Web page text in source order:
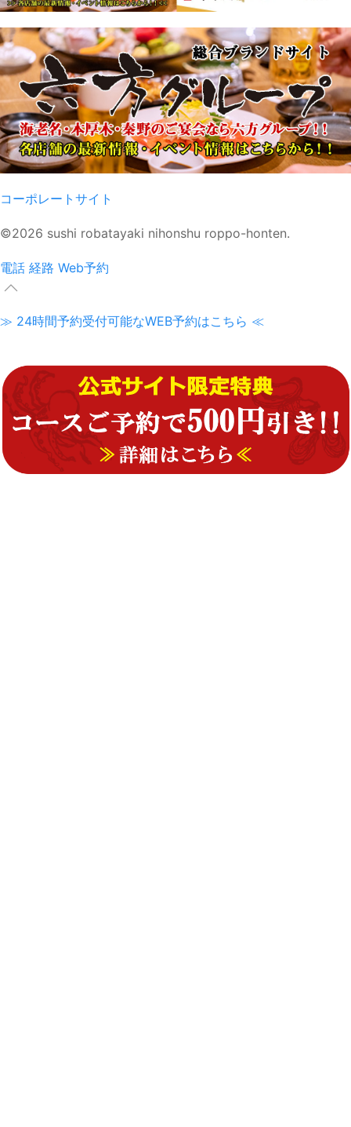
コーポレートサイト
©2026 sushi robatayaki nihonshu roppo-honten.
電話 経路 Web予約
≫ 24時間予約受付可能なWEB予約はこちら ≪